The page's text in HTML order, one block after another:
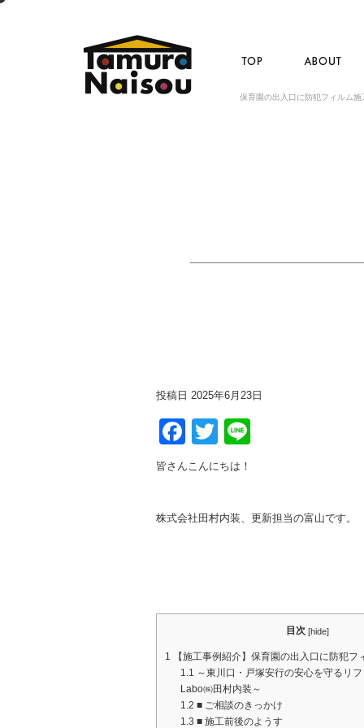
保育園の出入口に防犯フィルム
投稿日 2025年6月23日
Facebook
Twitter
皆さんこんにちは！
株式会社田村内装、更新担当の富山です。
目次 [hide]
1 【施工事例紹介】保育園の出入口に防犯フ
1.1 ～東川口・戸塚安行の安心を守るリ
Labo㈱田村内装～
1.2 ■ ご相談のきっかけ
1.3 ■ 施工前後のようす